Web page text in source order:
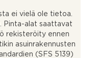
ei vielä ole tietoa.
Pinta-alat saattavat
rekisteröity ennen
asuinrakennusten
(SFS 5139)